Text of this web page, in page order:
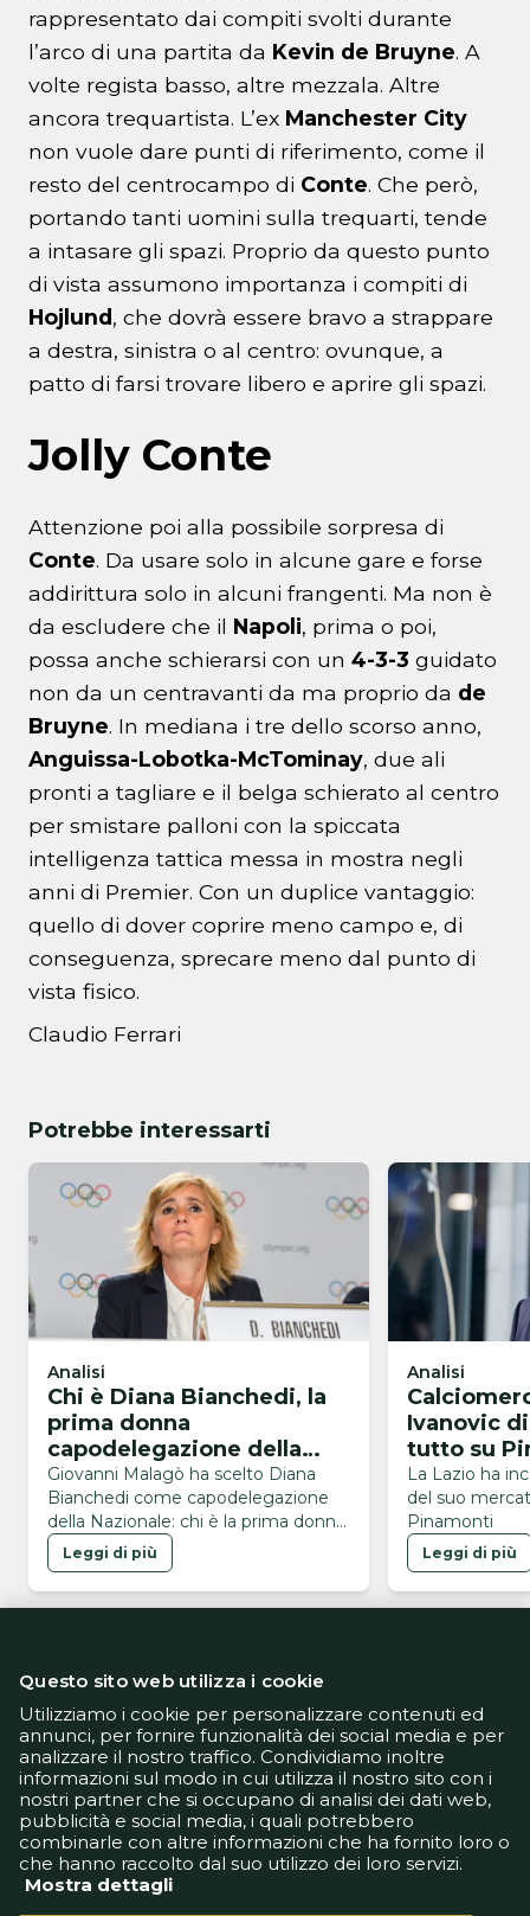
rappresentato dai compiti svolti durante
l’arco di una partita da Kevin de Bruyne. A
volte regista basso, altre mezzala. Altre
ancora trequartista. L’ex Manchester City
non vuole dare punti di riferimento, come il
resto del centrocampo di Conte. Che però,
portando tanti uomini sulla trequarti, tende
a intasare gli spazi. Proprio da questo punto
di vista assumono importanza i compiti di
Hojlund, che dovrà essere bravo a strappare
a destra, sinistra o al centro: ovunque, a
patto di farsi trovare libero e aprire gli spazi.
Jolly Conte
Attenzione poi alla possibile sorpresa di
Conte. Da usare solo in alcune gare e forse
addirittura solo in alcuni frangenti. Ma non è
da escludere che il Napoli, prima o poi,
possa anche schierarsi con un 4-3-3 guidato
non da un centravanti da ma proprio da de
Bruyne. In mediana i tre dello scorso anno,
Anguissa-Lobotka-McTominay, due ali
pronti a tagliare e il belga schierato al centro
per smistare palloni con la spiccata
intelligenza tattica messa in mostra negli
anni di Premier. Con un duplice vantaggio:
quello di dover coprire meno campo e, di
conseguenza, sprecare meno dal punto di
vista fisico.
Claudio Ferrari
Potrebbe interessarti
Analisi
Chi è Diana Bianchedi, la
prima donna
capodelegazione della
Nazionale
Giovanni Malagò ha scelto Diana
Bianchedi come capodelegazione
della Nazionale: chi è la prima donna
a ricoprire questo ruolo
Leggi di più
Analisi
Ivanovic
tutto su
La Lazio ha
del suo
Pinamonti
Leggi di più
Informativa Privacy
Informativa Cookie
Tech App
Gestione preferenze
support@goldbetlive.it
Questo sito web utilizza i cookie
Utilizziamo i cookie per personalizzare contenuti ed
annunci, per fornire funzionalità dei social media e per
analizzare il nostro traffico. Condividiamo inoltre
informazioni sul modo in cui utilizza il nostro sito con i
nostri partner che si occupano di analisi dei dati web,
pubblicità e social media, i quali potrebbero
combinarle con altre informazioni che ha fornito loro o
che hanno raccolto dal suo utilizzo dei loro servizi.
Mostra dettagli